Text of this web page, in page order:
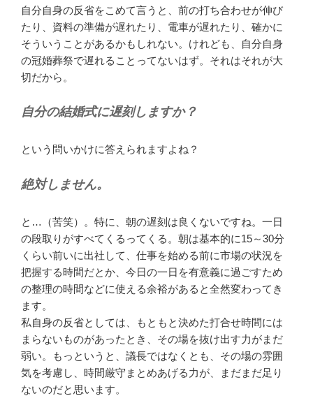
自分自身の反省をこめて言うと、前の打ち合わせが伸び
たり、資料の準備が遅れたり、電車が遅れたり、確かに
そういうことがあるかもしれない。けれども、自分自身
の冠婚葬祭で遅れることってないはず。それはそれが大
切だから。
自分の結婚式に遅刻しますか？
という問いかけに答えられますよね？
絶対しません。
と…（苦笑）。特に、朝の遅刻は良くないですね。一日
の段取りがすべてくるってくる。朝は基本的に15～30分
くらい前いに出社して、仕事を始める前に市場の状況を
把握する時間だとか、今日の一日を有意義に過ごすため
の整理の時間などに使える余裕があると全然変わってき
ます。
私自身の反省としては、もともと決めた打合せ時間には
まらないものがあったとき、その場を抜け出す力がまだ
弱い。もっというと、議長ではなくとも、その場の雰囲
気を考慮し、時間厳守まとめあげる力が、まだまだ足り
ないのだと思います。